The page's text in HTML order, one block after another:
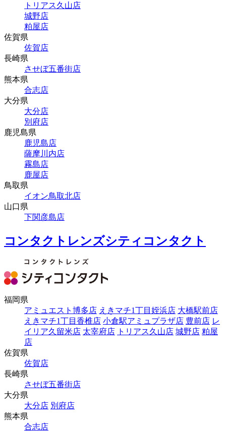
トリアス久山店
城野店
粕屋店
佐賀県
佐賀店
長崎県
させぼ五番街店
熊本県
合志店
大分県
大分店
別府店
鹿児島県
鹿児島店
薩摩川内店
霧島店
鹿屋店
鳥取県
イオン鳥取北店
山口県
下関彦島店
コンタクトレンズシティコンタクト
福岡県
アミュエスト博多店 えきマチ1丁目姪浜店 大橋駅前店
えきマチ1丁目香椎店 小倉駅アミュプラザ店 豊前店 レ
イリア久留米店 太宰府店 トリアス久山店 城野店 粕屋
店
佐賀県
佐賀店
長崎県
させぼ五番街店
大分県
大分店 別府店
熊本県
合志店